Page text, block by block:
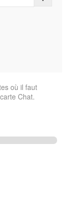
où il faut
Chat.